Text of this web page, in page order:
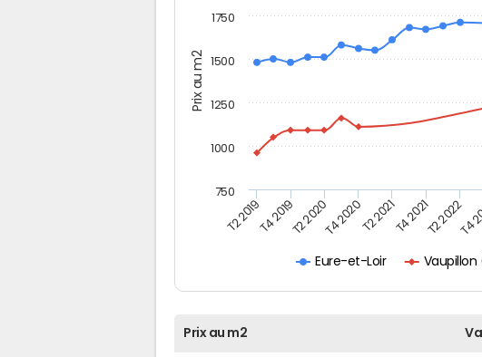
Prix au m2
Eure-et-Loir Vaupillon
T2 2019T4 2019T2 2020T4 2020T2 2021T4 2021T2 2022T4
750
1000
1250
1500
1750
Prix au m2